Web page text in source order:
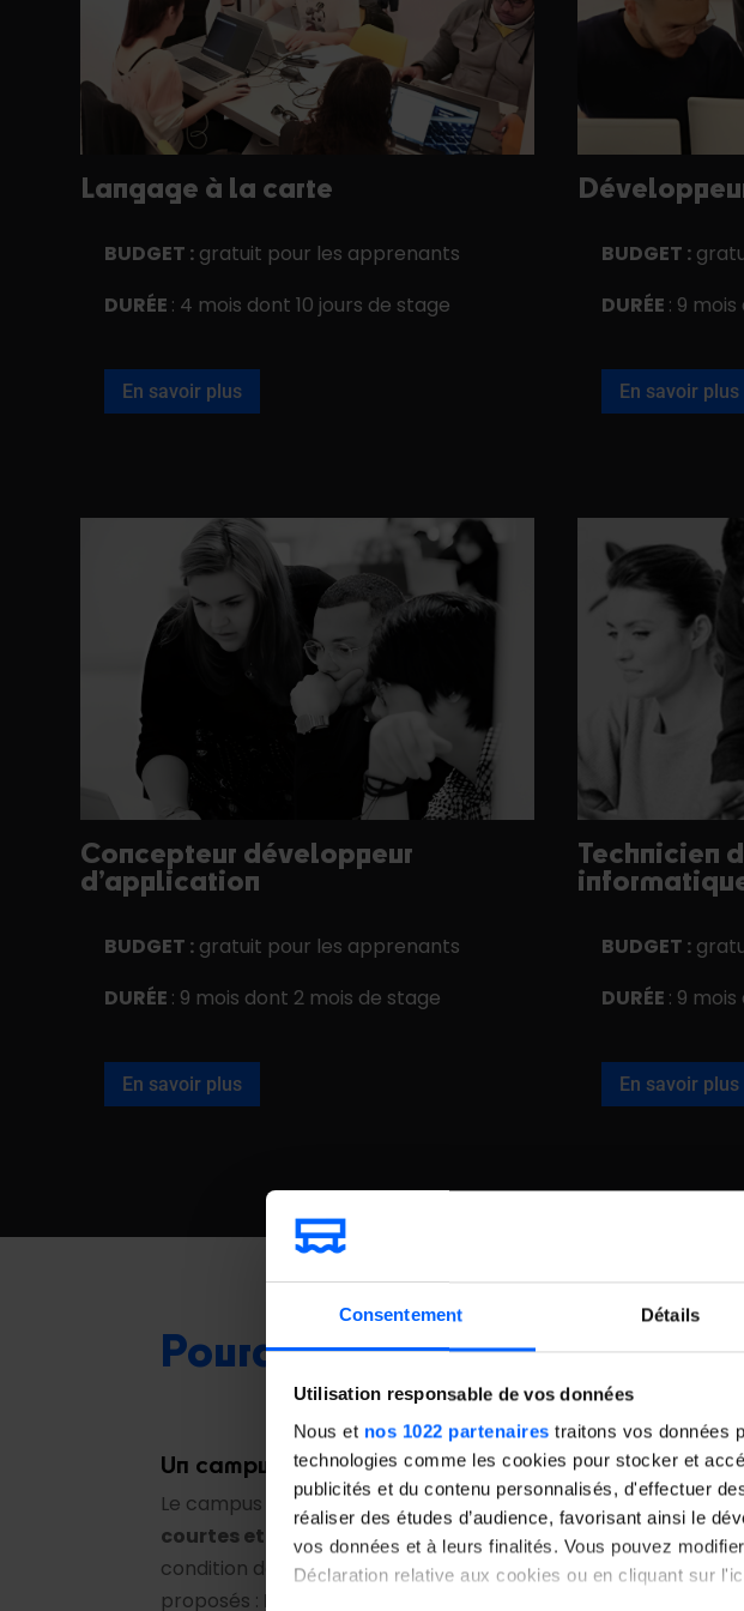
Consentement Détails
Utilisation responsable de vos données
Nous et nos 1022 partenaires traitons vos données
technologies comme les cookies pour stocker et
publicités et du contenu personnalisés, d'effectuer
réaliser des études d’audience, favorisant ainsi le
vos données et à leurs finalités. Vous pouvez
Déclaration relative aux cookies ou en cliquant sur
Langage à la carte
BUDGET : gratuit pour les apprenants
DURÉE : 4 mois dont 10 jours de stage
En savoir plus
BUDGET :
DURÉE : 9
En savoir plus
Concepteur développeur
d’application
BUDGET : gratuit pour les apprenants
DURÉE : 9 mois dont 2 mois de stage
En savoir plus
Technicien
BUDGET :
DURÉE : 9
En savoir plus
Title
Pourquoi choisir Toulon ?
Un campus accessible et professionnalisant
Le campus de Toulon propose desformations régionales
courtes et professionnalisantes , ouvertes à tous, sans
condition de diplôme ni de ressources. Parmi les parcours
proposés : Langage à la carte, Développeur Web & Web